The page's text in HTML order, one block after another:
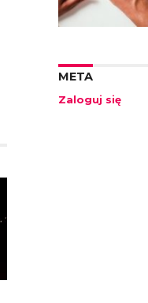
META
Zaloguj się